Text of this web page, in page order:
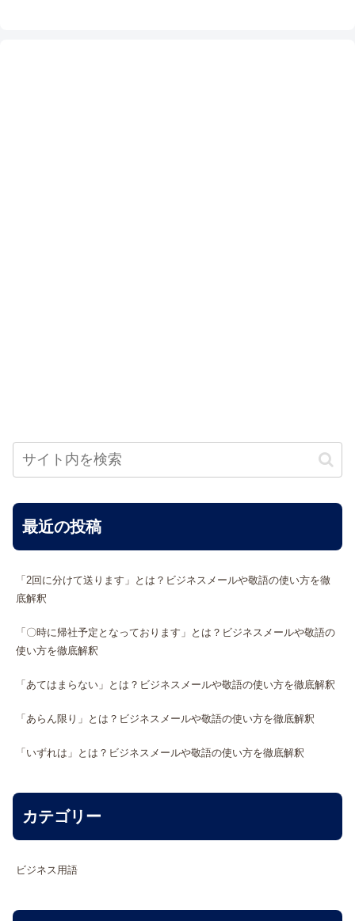
最近の投稿
「2回に分けて送ります」とは？ビジネスメールや敬語の使い方を徹
底解釈
「〇時に帰社予定となっております」とは？ビジネスメールや敬語の
使い方を徹底解釈
「あてはまらない」とは？ビジネスメールや敬語の使い方を徹底解釈
「あらん限り」とは？ビジネスメールや敬語の使い方を徹底解釈
「いずれは」とは？ビジネスメールや敬語の使い方を徹底解釈
カテゴリー
ビジネス用語